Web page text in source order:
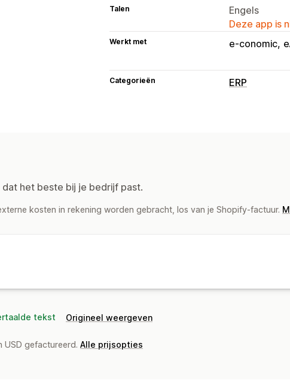
Talen
Engels
Deze app is
Werkt met e-conomic
Categorieën ERP
het beste bij je bedrijf past.
kosten in rekening worden gebracht, los van je Shopify-factuur.
tekst Origineel weergeven
USD gefactureerd. Alle prijsopties